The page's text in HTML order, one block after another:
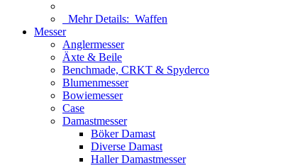
Mehr Details: Waffen
Messer
Anglermesser
Äxte & Beile
Benchmade, CRKT & Spyderco
Blumenmesser
Bowiemesser
Case
Damastmesser
Böker Damast
Diverse Damast
Haller Damastmesser